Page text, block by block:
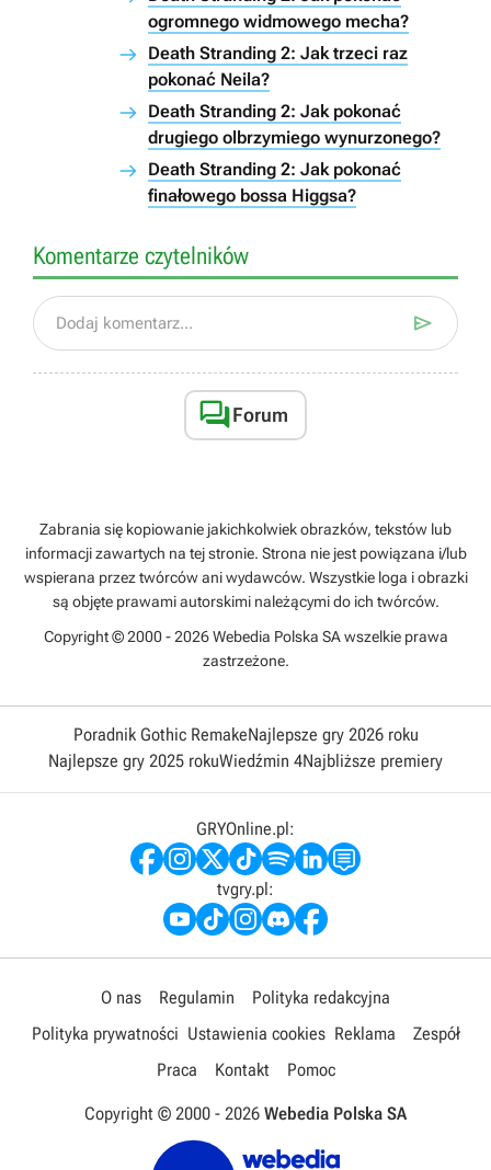
ogromnego widmowego mecha?
Death Stranding 2: Jak trzeci raz
pokonać Neila?
Death Stranding 2: Jak pokonać
drugiego olbrzymiego wynurzonego?
Death Stranding 2: Jak pokonać
finałowego bossa Higgsa?
Komentarze czytelników
Dodaj komentarz... 
Forum
Zabrania się kopiowanie jakichkolwiek obrazków, tekstów lub
informacji zawartych na tej stronie. Strona nie jest powiązana i/lub
wspierana przez twórców ani wydawców. Wszystkie loga i obrazki
są objęte prawami autorskimi należącymi do ich twórców.
Copyright © 2000 - 2026 Webedia Polska SA wszelkie prawa
zastrzeżone.
Poradnik Gothic RemakeNajlepsze gry 2026 roku
Najlepsze gry 2025 rokuWiedźmin 4Najbliższe premiery
GRYOnline.pl:
tvgry.pl:
O nas Regulamin
Polityka redakcyjna
Polityka prywatności Ustawienia cookies Reklama
Zespół
Praca
Kontakt Pomoc
Copyright © 2000 - 2026 Webedia Polska SA